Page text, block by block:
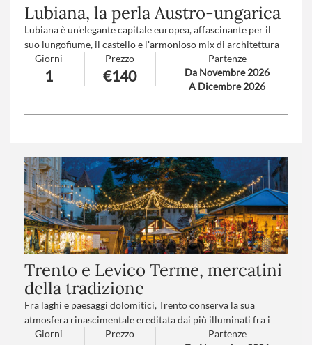
Lubiana, la perla Austro-ungarica
Lubiana è un'elegante capitale europea, affascinante per il
suo lungofiume, il castello e l'armonioso mix di architettura
austro-ungarica e contemporanea. Piccola ma vivace,
conquista con la sua autenticità, l'atmosfera accogliente, i
suoi locali e boutique dal gusto internazionale.
Giorni
1
Prezzo
€140
Partenze
Da Novembre 2026
A Dicembre 2026
Trento e Levico Terme, mercatini
della tradizione
Fra laghi e paesaggi dolomitici, Trento conserva la sua
atmosfera rinascimentale ereditata dai più illuminati fra i
Principi Vescovi.
Giorni Prezzo
Partenze